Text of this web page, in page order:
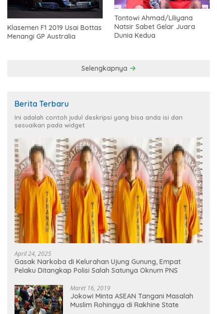
Klasemen F1 2019 Usai Bottas
Menangi GP Australia
Tontowi Ahmad/Liliyana
Natsir Sabet Gelar Juara
Dunia Kedua
Selengkapnya
Berita Terbaru
Ini adalah contoh judul deskripsi yang bisa anda isi dan
sesuaikan pada widget
April 24, 2025
Gasak Narkoba di Kelurahan Ujung Gunung, Empat
Pelaku Ditangkap Polisi Salah Satunya Oknum PNS
Maret 16, 2019
Jokowi Minta ASEAN Tangani Masalah
Muslim Rohingya di Rakhine State